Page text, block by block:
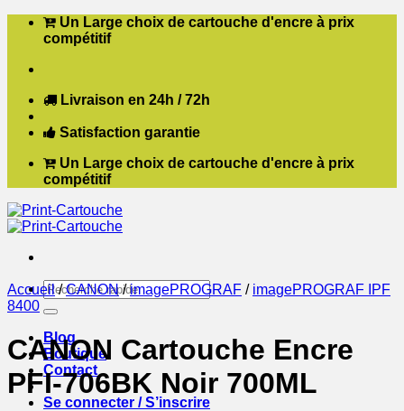
Passer Un Large choix de cartouche d'encre à prix
compétitif
Livraison en 24h / 72h
Satisfaction garantie
Un Large choix de cartouche d'encre à prix
compétitif
Recherche
pour :
Blog
Boutique
Contact
Se connecter / S’inscrire
Accueil / CANON / imagePROGRAF / imagePROGRAF IPF
8400
CANON Cartouche Encre
PFI-706BK Noir 700ML